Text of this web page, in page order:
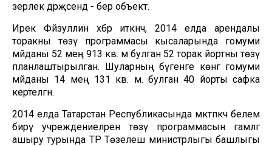
әзерлек дәрәҗәсендә - бер объект.
Ирек Фәйзуллин хәбәр иткәнчә, 2014 елда арендалы
торакны төзү программасы кысаларында гомуми
мәйданы 52 мең 913 кв. м булган 52 торак йортны төзү
планлаштырылган. Шуларның бүгенге көнгә гомуми
мәйданы 14 мең 131 кв. м. булган 40 йорты сафка
кертелгән.
2014 елда Татарстан Республикасында мәктәпкәчә белем
бирү учреждениеләрен төзү программасын гамәлгә
ашыру турында ТР Төзелеш министрлыгы башлыгы